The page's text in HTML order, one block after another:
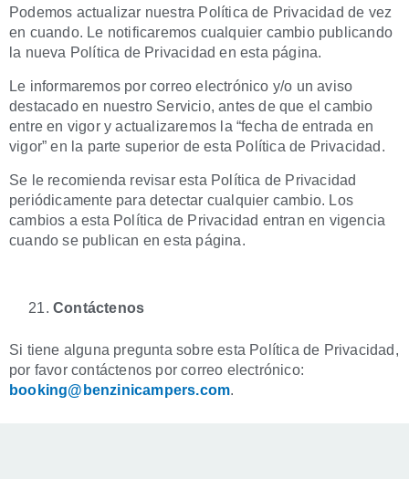
Podemos actualizar nuestra Política de Privacidad de vez
en cuando. Le notificaremos cualquier cambio publicando
la nueva Política de Privacidad en esta página.
Le informaremos por correo electrónico y/o un aviso
destacado en nuestro Servicio, antes de que el cambio
entre en vigor y actualizaremos la “fecha de entrada en
vigor” en la parte superior de esta Política de Privacidad.
Se le recomienda revisar esta Política de Privacidad
periódicamente para detectar cualquier cambio. Los
cambios a esta Política de Privacidad entran en vigencia
cuando se publican en esta página.
Contáctenos
Si tiene alguna pregunta sobre esta Política de Privacidad,
por favor contáctenos por correo electrónico:
booking@benzinicampers.com.